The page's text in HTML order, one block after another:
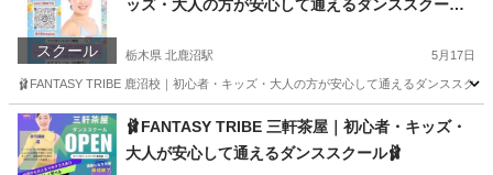
スクール
ッズ・大人の方が安心して通えるダンススクール
栃木県 北鹿沼駅 5月17日
🩰FANTASY TRIBE 鹿沼校｜初心者・キッズ・大人の方が安心して通えるダンススク
栃木 鹿沼市 ジャズダンス 初心者
🩰FANTASY TRIBE 三軒茶屋｜初心者・キッズ・
大人が安心して通えるダンススクール🩰